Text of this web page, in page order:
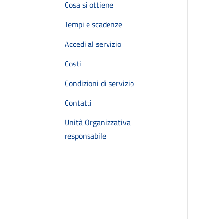
Cosa si ottiene
Tempi e scadenze
Accedi al servizio
Costi
Condizioni di servizio
Contatti
Unità Organizzativa
responsabile